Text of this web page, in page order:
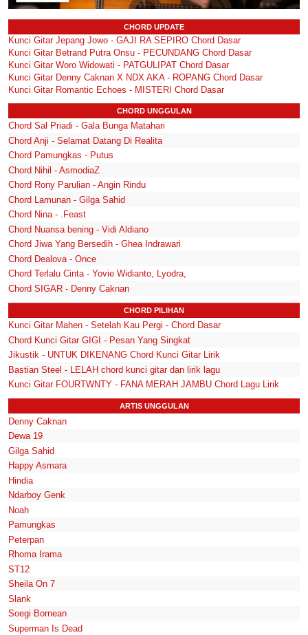
CHORD UPDATE
Kunci Gitar Jepang Jowo - GAJI RA SEPIRO Chord Dasar
Kunci Gitar Betrand Putra Onsu - PECUNDANG Chord Dasar
Kunci Gitar Woro Widowati - PATGULIPAT Chord Dasar
Kunci Gitar Denny Caknan X NDX AKA - ROPANG Chord Dasar
Kunci Gitar Romantic Echoes - MISTERI Chord Dasar
CHORD UNGGULAN
Chord Sal Priadi - Gala Bunga Matahari
Chord Anji - Selamat Datang Di Realita
Chord Pamungkas - Putus
Chord Nihil - AsmodiaZ
Chord Rony Parulian - Angin Rindu
Chord Lamunan - Gilga Sahid
Chord Nina - .Feast
Chord Nuansa bening - Vidi Aldiano
Chord Jiwa Yang Bersedih - Ghea Indrawari
Chord Dealova - Once
Chord Terlalu Cinta - Yovie Widianto, Lyodra,
Chord SIGAR - Denny Caknan
CHORD PILIHAN
Kunci Gitar Mahen - Setelah Kau Pergi - Chord Dasar
Chord Kunci Gitar GIGI - Pesan Yang Singkat
Jikustik - UNTUK DIKENANG Chord Kunci Gitar Lirik
Bastian Steel - LELAH chord kunci gitar dan lirik lagu
Kunci Gitar FOURTWNTY - FANA MERAH JAMBU Chord Lagu Lirik
ARTIS UNGGULAN
Denny Caknan
Dewa 19
Gilga Sahid
Happy Asmara
Hindia
Ndarboy Genk
Noah
Pamungkas
Peterpan
Rhoma Irama
ST12
Sheila On 7
Slank
Soegi Bornean
Superman Is Dead